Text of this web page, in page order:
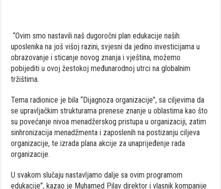
“Ovim smo nastavili naš dugoročni plan edukacije naših
uposlenika na još višoj razini, svjesni da jedino investicijama u
obrazovanje i sticanje novog znanja i vještina, možemo
pobijediti u ovoj žestokoj međunarodnoj utrci na globalnim
tržištima.
Tema radionice je bila “Dijagnoza organizacije”, sa ciljevima da
se upravljačkim strukturama prenese znanje u oblastima kao što
su povećanje nivoa menadžerskog pristupa u organizaciji, zatim
sinhronizacija menadžmenta i zaposlenih na postizanju ciljeva
organizacije, te izrada plana akcije za unaprijeđenje rada
organizacije.
U svakom slučaju nastavljamo dalje sa ovim programom
edukacije”, kazao je Muhamed Pilav direktor i vlasnik kompanije